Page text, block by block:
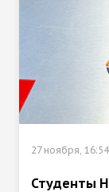
27 ноября, 16:54
Студенты